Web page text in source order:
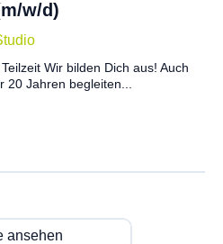
w/d)
Wir bilden Dich aus! Auch
Jahren begleiten...
ansehen